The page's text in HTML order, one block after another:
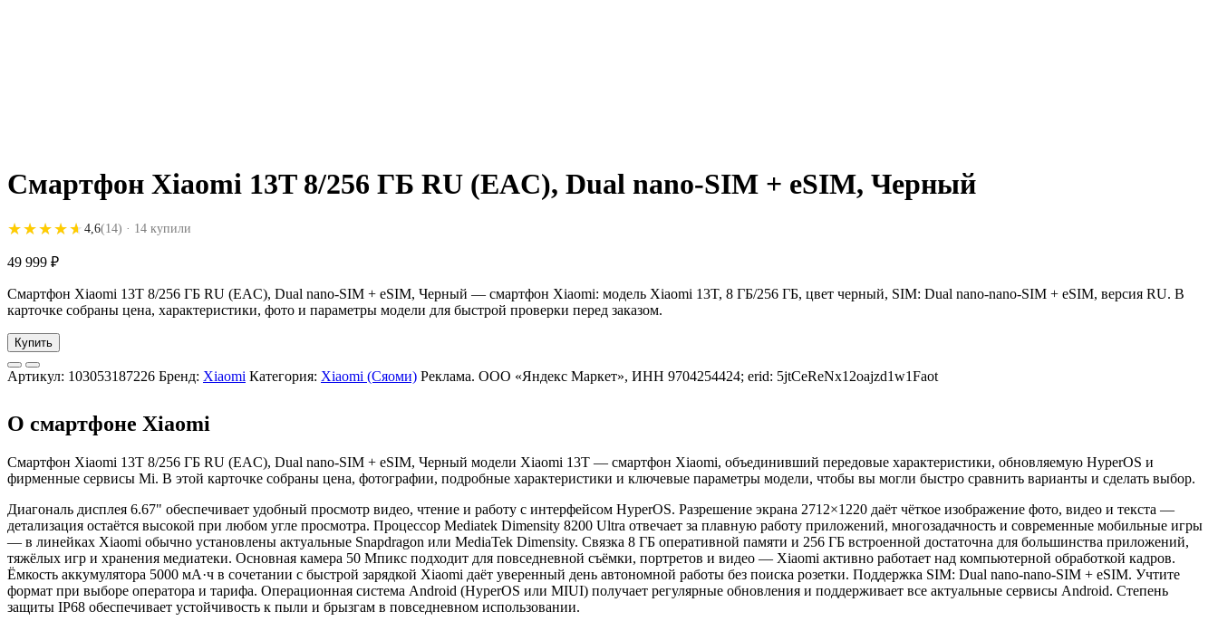
Смартфон Xiaomi 13T 8/256 ГБ RU (EAC), Dual nano-SIM + eSIM, Черный
★★★★★
★★★★★ 4,6(14) · 14 купили
49 999 ₽
Смартфон Xiaomi 13T 8/256 ГБ RU (EAC), Dual nano-SIM + eSIM, Черный — смартфон Xiaomi: модель Xiaomi 13T, 8 ГБ/256 ГБ, цвет черный, SIM: Dual nano-nano-SIM + eSIM, версия RU. В
карточке собраны цена, характеристики, фото и параметры модели для быстрой проверки перед заказом.
Купить
Артикул: 103053187226 Бренд: Xiaomi Категория: Xiaomi (Сяоми) Реклама. ООО «Яндекс Маркет», ИНН 9704254424; erid: 5jtCeReNx12oajzd1w1Faot
О смартфоне Xiaomi
Смартфон Xiaomi 13T 8/256 ГБ RU (EAC), Dual nano-SIM + eSIM, Черный модели Xiaomi 13T — смартфон Xiaomi, объединивший передовые характеристики, обновляемую HyperOS и
фирменные сервисы Mi. В этой карточке собраны цена, фотографии, подробные характеристики и ключевые параметры модели, чтобы вы могли быстро сравнить варианты и сделать выбор.
Диагональ дисплея 6.67" обеспечивает удобный просмотр видео, чтение и работу с интерфейсом HyperOS. Разрешение экрана 2712×1220 даёт чёткое изображение фото, видео и текста —
детализация остаётся высокой при любом угле просмотра. Процессор Mediatek Dimensity 8200 Ultra отвечает за плавную работу приложений, многозадачность и современные мобильные игры
— в линейках Xiaomi обычно установлены актуальные Snapdragon или MediaTek Dimensity. Связка 8 ГБ оперативной памяти и 256 ГБ встроенной достаточна для большинства приложений,
тяжёлых игр и хранения медиатеки. Основная камера 50 Мпикс подходит для повседневной съёмки, портретов и видео — Xiaomi активно работает над компьютерной обработкой кадров.
Ёмкость аккумулятора 5000 мА·ч в сочетании с быстрой зарядкой Xiaomi даёт уверенный день автономной работы без поиска розетки. Поддержка SIM: Dual nano-nano-SIM + eSIM. Учтите
формат при выборе оператора и тарифа. Операционная система Android (HyperOS или MIUI) получает регулярные обновления и поддерживает все актуальные сервисы Android. Степень
защиты IP68 обеспечивает устойчивость к пыли и брызгам в повседневном использовании.